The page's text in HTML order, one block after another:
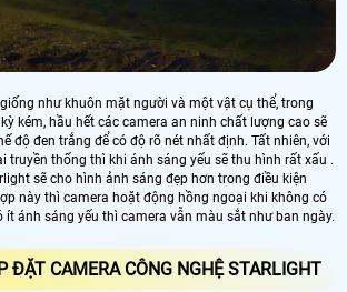
như khuôn mặt người và một vật cụ thể, trong
kém, hầu hết các camera an ninh chất lượng cao sẽ
độ đen trắng để có độ rõ nét nhất định. Tất nhiên, với
truyền thống thì khi ánh sáng yếu sẽ thu hình rất xấu .
sẽ cho hình ảnh sáng đẹp hơn trong điều kiện
này thì camera hoặt động hồng ngoại khi không có
ít ánh sáng yếu thì camera vẫn màu sắt như ban ngày.
ĐẶT CAMERA CÔNG NGHỆ STARLIGHT